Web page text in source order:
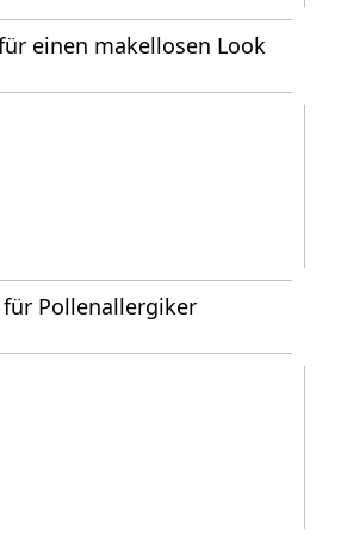
einen makellosen Look
Pollenallergiker